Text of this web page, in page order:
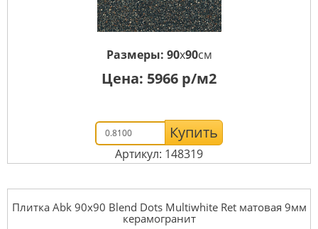
Размеры: 90x90см
Цена: 5966 р/м2
Купить
Артикул: 148319
Плитка Abk 90x90 Blend Dots Multiwhite Ret матовая 9мм
керамогранит